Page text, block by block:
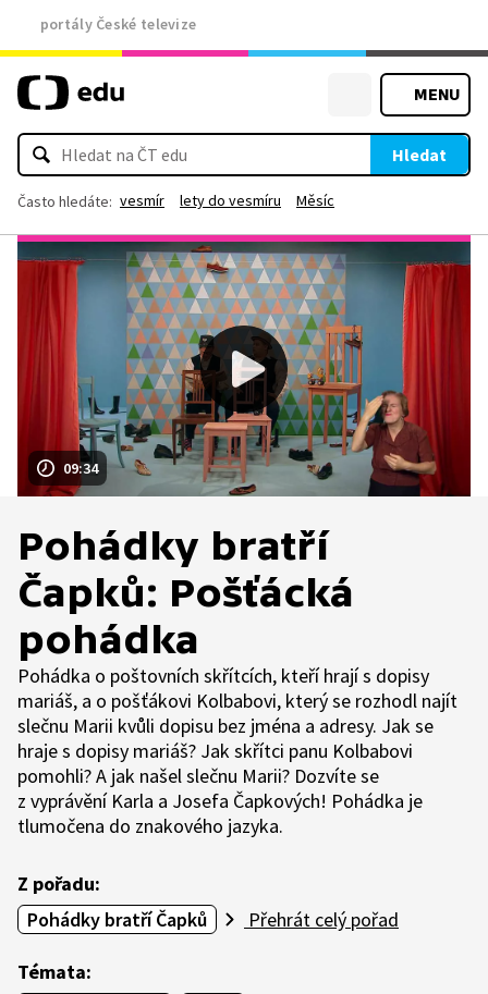
portály České televize
MENU
Hledat
Často hledáte: vesmír lety do vesmíru Měsíc
09:34
Pohádky bratří
Čapků: Pošťácká
pohádka
Pohádka o poštovních skřítcích, kteří hrají s dopisy
mariáš, a o pošťákovi Kolbabovi, který se rozhodl najít
slečnu Marii kvůli dopisu bez jména a adresy. Jak se
hraje s dopisy mariáš? Jak skřítci panu Kolbabovi
pomohli? A jak našel slečnu Marii? Dozvíte se
z vyprávění Karla a Josefa Čapkových! Pohádka je
tlumočena do znakového jazyka.
Z pořadu:
Pohádky bratří Čapků
Přehrát celý pořad
Témata: